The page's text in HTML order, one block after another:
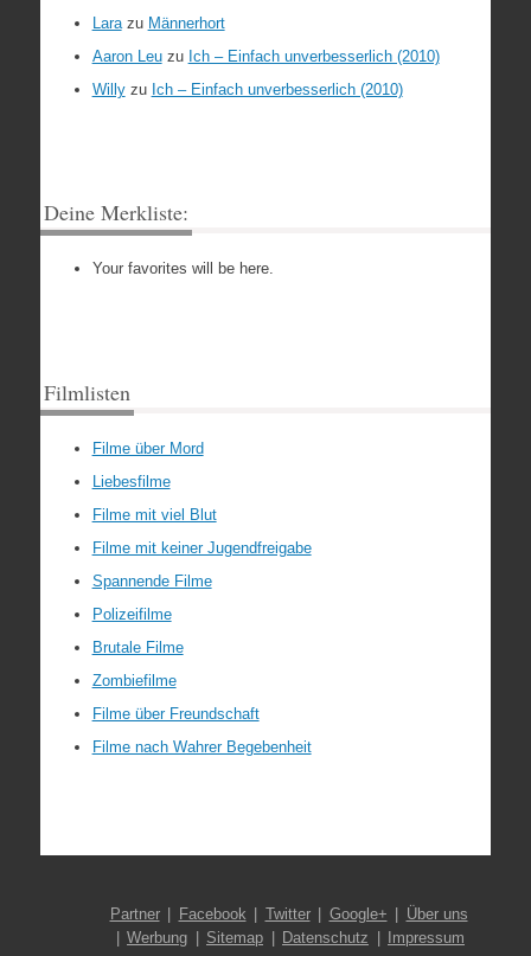
Larazu Männerhort
Aaron Leuzu Ich – Einfach unverbesserlich (2010)
Willyzu Ich – Einfach unverbesserlich (2010)
Deine Merkliste:
Your favorites will be here.
Filmlisten
Filme über Mord
Liebesfilme
Filme mit viel Blut
Filme mit keiner Jugendfreigabe
Spannende Filme
Polizeifilme
Brutale Filme
Zombiefilme
Filme über Freundschaft
Filme nach Wahrer Begebenheit
Partner Facebook Twitter Google+
Über uns
Werbung
Sitemap Datenschutz Impressum